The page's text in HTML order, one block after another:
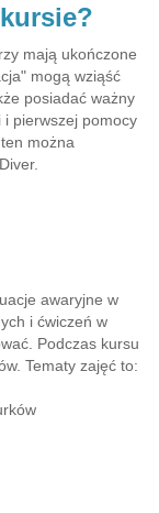
mają ukończone
mogą wziąść
posiadać ważny
pierwszej pomocy
można
awaryjne w
i ćwiczeń w
Podczas kursu
Tematy zajęć to: